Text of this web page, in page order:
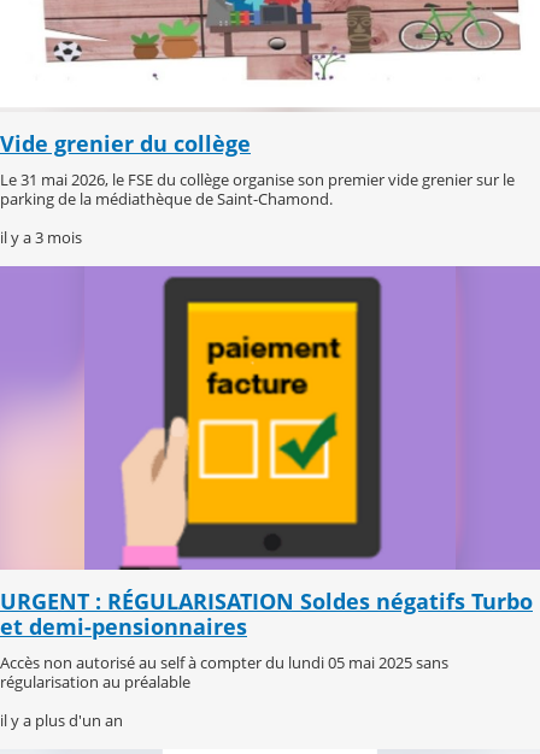
Vide grenier du collège
Le 31 mai 2026, le FSE du collège organise son premier vide grenier sur le
parking de la médiathèque de Saint-Chamond.
il y a 3 mois
URGENT : RÉGULARISATION Soldes négatifs Turbo
et demi-pensionnaires
Accès non autorisé au self à compter du lundi 05 mai 2025 sans
régularisation au préalable
il y a plus d'un an